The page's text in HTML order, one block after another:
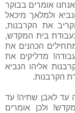
אומרים בבוקר
ולמלאך מיכאל
את הקרבנות,
בית המקדש,
הכהנים את
מדליקים את
אליהו הנביא
הקרבנות.
עד לאבן שתיה! עד
ולכן אומרים